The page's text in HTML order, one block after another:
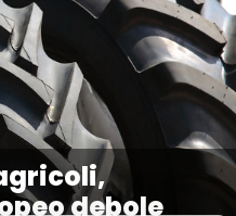
debole